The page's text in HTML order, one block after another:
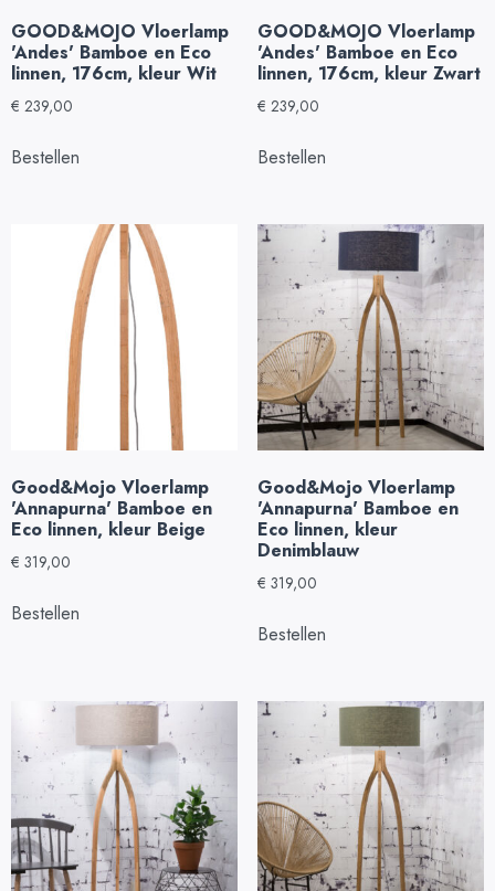
GOOD&MOJO Vloerlamp
'Andes' Bamboe en Eco
linnen, 176cm, kleur Wit
€ 239,00
Bestellen
GOOD&MOJO Vloerlamp
'Andes' Bamboe en Eco
linnen, 176cm, kleur Zwart
€ 239,00
Bestellen
Good&Mojo Vloerlamp
'Annapurna' Bamboe en
Eco linnen, kleur Beige
€ 319,00
Bestellen
Good&Mojo Vloerlamp
'Annapurna' Bamboe en
Eco linnen, kleur
Denimblauw
€ 319,00
Bestellen